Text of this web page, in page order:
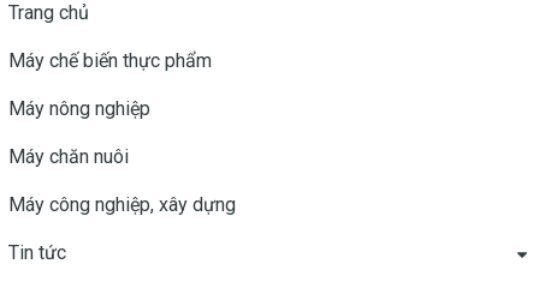
Trang chủ
Máy chế biến thực phẩm
Máy nông nghiệp
Máy chăn nuôi
Máy công nghiệp, xây dựng
Tin tức